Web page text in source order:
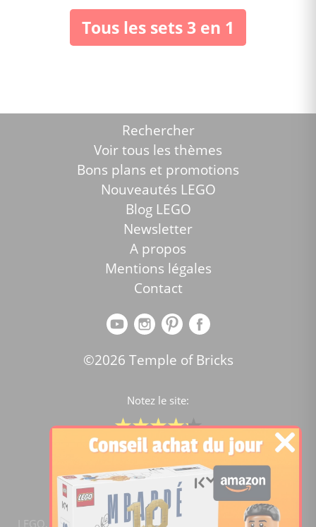
Tous les sets 3 en 1
Rechercher
Voir tous les thèmes
Bons plans et promotions
Nouveautés LEGO
Blog LEGO
Newsletter
A propos
Mentions légales
Contact
©2026 Temple of Bricks
Notez le site:
Comparateur de prix Lego
4.2/5 -15450notes
LEGO, le logo LEGO, la figurine LEGO et les configurations